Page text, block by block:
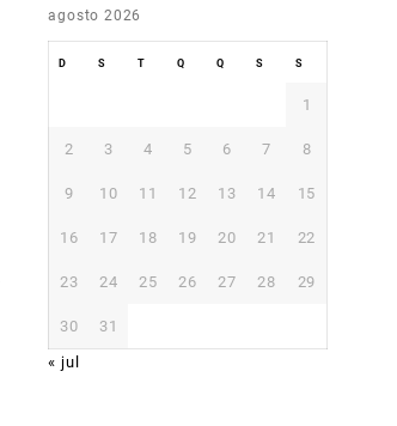
agosto 2026
D S T Q Q S S
1
2 3 4 5 6 7 8
9 10 11 12 13 14 15
16 17 18 19 20 21 22
23 24 25 26 27 28 29
30
31
« jul